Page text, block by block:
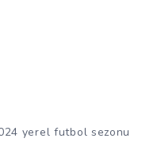
yerel futbol sezonu